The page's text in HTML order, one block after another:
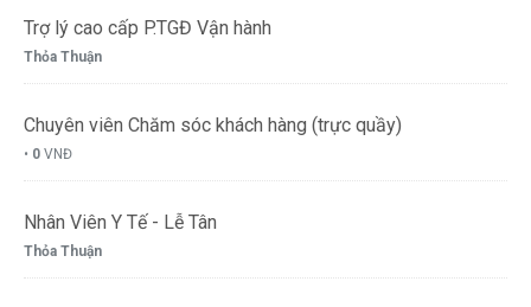
Trợ lý cao cấp P.TGĐ Vận hành
Thỏa Thuận
Chuyên viên Chăm sóc khách hàng (trực quầy)
• 0 VNĐ
Nhân Viên Y Tế - Lễ Tân
Thỏa Thuận